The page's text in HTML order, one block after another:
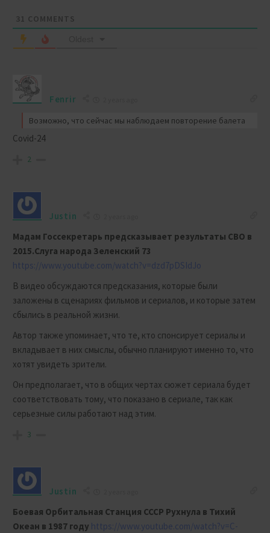
31 COMMENTS
Fenrir
Возможно, что сейчас мы наблюдаем повторение балета
Covid-24
2
Justin
Мадам Госсекретарь предсказывает результаты СВО в
2015.Слуга народа Зеленский 73
https://www.youtube.com/watch?v=dzd7pDSIdJo
В видео обсуждаются предсказания, которые были
заложены в сценариях фильмов и сериалов, и которые затем
сбылись в реальной жизни.
Автор также упоминает, что те, кто спонсирует сериалы и
вкладывает в них смыслы, обычно планируют именно то, что
хотят увидеть зрители.
Он предполагает, что в общих чертах сюжет сериала будет
соответствовать тому, что показано в сериале, так как
серьезные силы работают над этим.
3
Justin
Боевая Орбитальная Станция СССР Рухнула в Тихий
Океан в 1987 году https://www.youtube.com/watch?v=C-